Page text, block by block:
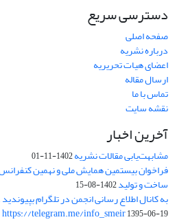
دسترسی سریع
صفحه اصلی
درباره نشریه
اعضای هیات تحریریه
ارسال مقاله
تماس با ما
نقشه سایت
آخرین اخبار
مشابهت‌یابی مقالات نشریه1402-11-01
فراخوان بیستمین همایش ملی و نهمین
ساخت و تولید1402-08-15
به کانال اطلاع رسانی انجمن در تلگرام
https://telegram.me/info_smeir1395-06-19